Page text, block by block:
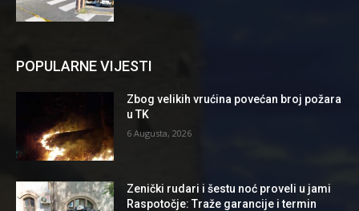
POPULARNE VIJESTI
Zbog velikih vrućina povećan broj požara
u TK
6 Augusta, 2026
Zenički rudari i šestu noć proveli u jami
Raspotočje: Traže garancije i termin